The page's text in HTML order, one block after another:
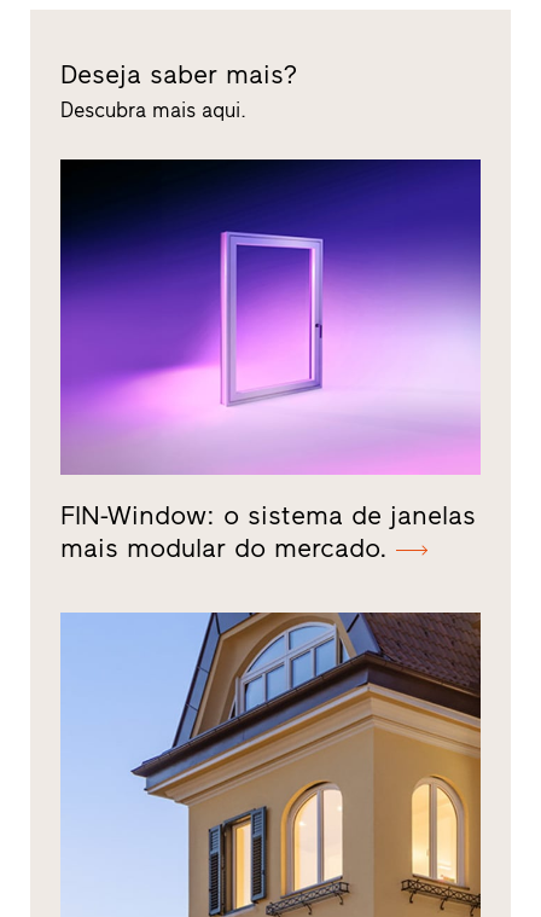
Deseja saber mais?
Descubra mais aqui.
FIN-Window: o sistema de janelas
mais modular do mercado.